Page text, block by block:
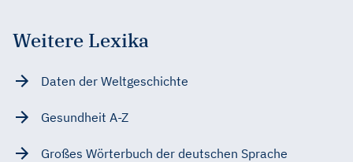
Weitere Lexika
Daten der Weltgeschichte
Gesundheit A-Z
Großes Wörterbuch der deutschen Sprache